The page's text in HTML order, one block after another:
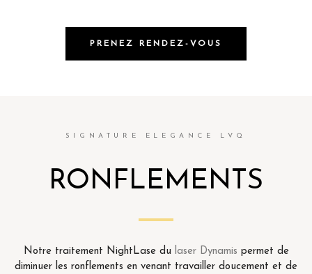
PRENEZ RENDEZ-VOUS
SIGNATURE ELEGANCE LVQ
RONFLEMENTS
Notre traitement NightLase du laser Dynamis permet de
diminuer les ronflements en venant travailler doucement et de